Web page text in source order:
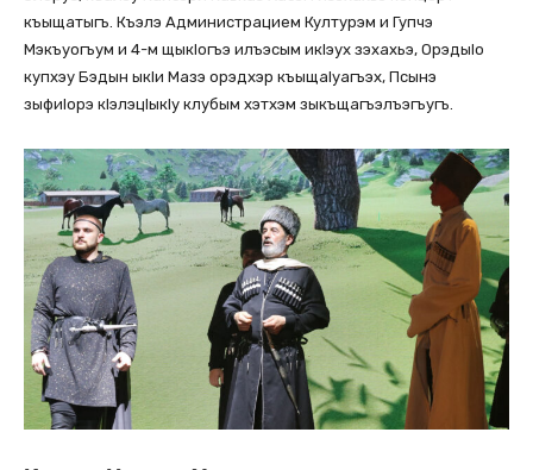
къыщатыгъ. Къэлэ Администрацием Културэм и Гупчэ
Мэкъуогъум и 4-м щыкlогъэ илъэсым икlэух зэхахьэ, Орэдыlо
купхэу Бэдын ыкlи Мазэ орэдхэр къыщаlуагъэх, Псынэ
зыфиlорэ кlэлэцlыкlу клубым хэтхэм зыкъщагъэлъэгъугъ.